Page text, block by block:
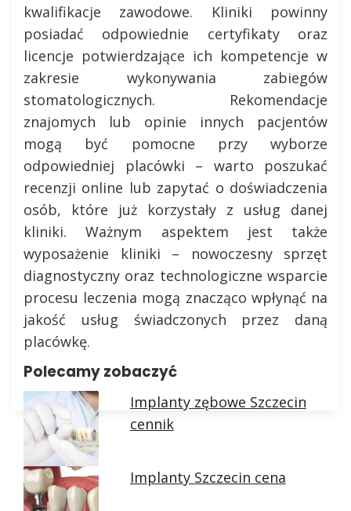
kwalifikacje zawodowe. Kliniki powinny
posiadać odpowiednie certyfikaty oraz
licencje potwierdzające ich kompetencje w
zakresie wykonywania zabiegów
stomatologicznych. Rekomendacje
znajomych lub opinie innych pacjentów
mogą być pomocne przy wyborze
odpowiedniej placówki – warto poszukać
recenzji online lub zapytać o doświadczenia
osób, które już korzystały z usług danej
kliniki. Ważnym aspektem jest także
wyposażenie kliniki – nowoczesny sprzęt
diagnostyczny oraz technologiczne wsparcie
procesu leczenia mogą znacząco wpłynąć na
jakość usług świadczonych przez daną
placówkę.
Polecamy zobaczyć
Implanty zębowe Szczecin
cennik
Implanty Szczecin cena